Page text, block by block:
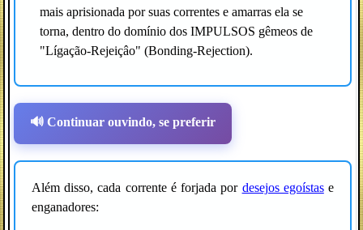
mais aprisionada por suas correntes e amarras ela se
torna, dentro do domínio dos IMPULSOS gêmeos de
"Lígação-Rejeiçâo" (Bonding-Rejection).
🔊 Continuar ouvindo, se preferir
Além disso, cada corrente é forjada por desejos egoístase
enganadores: